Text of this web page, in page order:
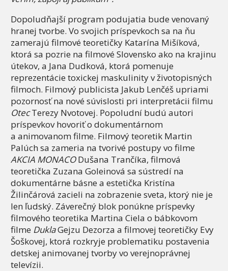
Dopoludňajší program podujatia bude venovaný
hranej tvorbe. Vo svojich príspevkoch sa na ňu
zamerajú filmové teoretičky Katarína Mišíková,
ktorá sa pozrie na filmové Slovensko ako na krajinu
útekov, a Jana Dudková, ktorá pomenuje
reprezentácie toxickej maskulinity v životopisných
filmoch. Filmový publicista Jakub Lenčéš upriami
pozornosť na nové súvislosti pri interpretácii filmu
OtecTerezy Nvotovej. Popoludní budú autori
príspevkov hovoriť o dokumentárnom
a animovanom filme. Filmový teoretik Martin
Palúch sa zameria na tvorivé postupy vo filme
AKCIA MONACODušana Trančíka, filmová
teoretička Zuzana Goleinová sa sústredí na
dokumentárne básne a estetička Kristína
Žilinčárová zacieli na zobrazenie sveta, ktorý nie je
len ľudský. Záverečný blok ponúkne príspevky
filmového teoretika Martina Ciela o bábkovom
filme DuklaGejzu Dezorza a filmovej teoretičky Evy
Šoškovej, ktorá rozkryje problematiku postavenia
detskej animovanej tvorby vo verejnoprávnej
televízii.